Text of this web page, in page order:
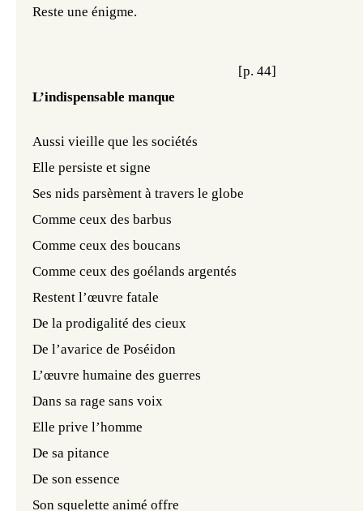
Reste une énigme.
[p. 44]
L’indispensable manque
Aussi vieille que les sociétés
Elle persiste et signe
Ses nids parsèment à travers le globe
Comme ceux des barbus
Comme ceux des boucans
Comme ceux des goélands argentés
Restent l’œuvre fatale
De la prodigalité des cieux
De l’avarice de Poséidon
L’œuvre humaine des guerres
Dans sa rage sans voix
Elle prive l’homme
De sa pitance
De son essence
Son squelette animé offre